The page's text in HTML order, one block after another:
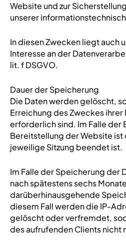
Website und zur
unserer
In diesen Zwecken liegt auch
Interesse an der
lit. f DSGVO.
Dauer der Speicherung
Die Daten werden gelöscht,
Erreichung des Zweckes
erforderlich sind. Im Falle der
Bereitstellung der Website ist
jeweilige Sitzung beendet ist.
Im Falle der Speicherung der
nach spätestens sechs
darüberhinausgehende
diesem Fall werden die IP-
gelöscht oder verfremdet,
des aufrufenden Clients nicht